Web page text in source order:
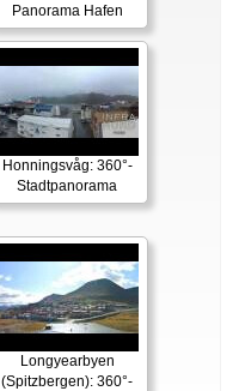
Panorama Hafen
Honningsvåg: 360°-
Stadtpanorama
Longyearbyen
(Spitzbergen): 360°-